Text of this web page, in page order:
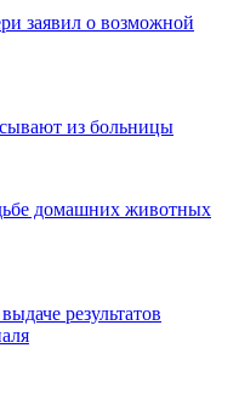
заявил о возможной
из больницы
домашних животных
результатов